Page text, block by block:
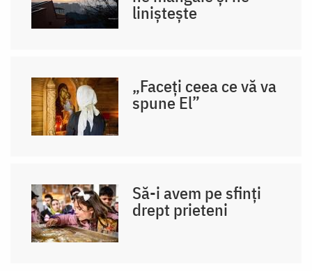
liniștește
„Faceți ceea ce vă va
spune El”
Să-i avem pe sfinți
drept prieteni